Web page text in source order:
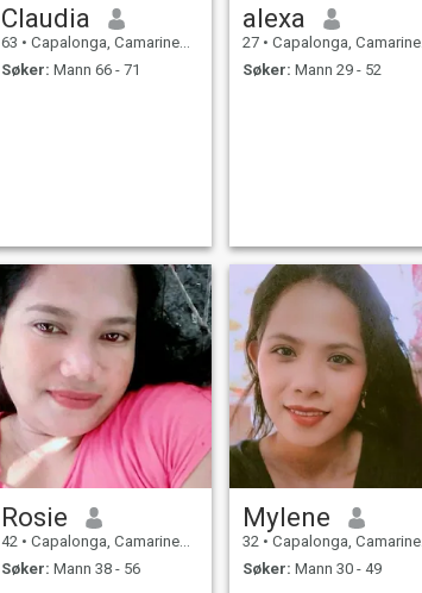
Claudia
63 • Capalonga, Camarines Norte, Filippinene
Søker: Mann 66 - 71
alexa
27 • Capalonga, Camarines Norte, Filippinene
Søker: Mann 29 - 52
Rosie
42 • Capalonga, Camarines Norte, Filippinene
Søker: Mann 38 - 56
Mylene
32 • Capalonga, Camarines Norte, Filippinene
Søker: Mann 30 - 49